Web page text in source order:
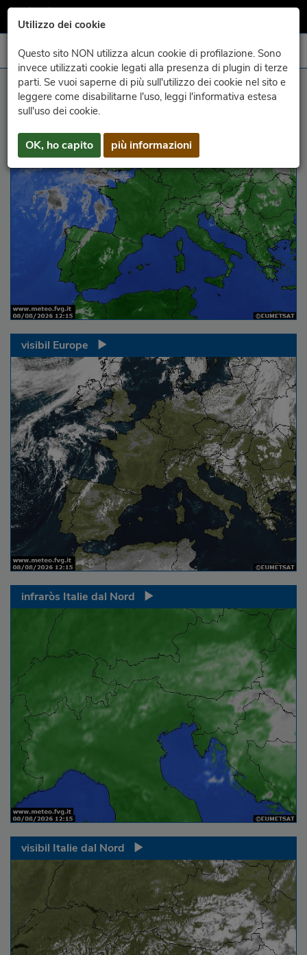
Utilizzo dei cookie
Questo sito NON utilizza alcun cookie di profilazione. Sono
invece utilizzati cookie legati alla presenza di plugin di terze
parti. Se vuoi saperne di più sull'utilizzo dei cookie nel sito e
leggere come disabilitarne l'uso, leggi l'informativa estesa
sull'uso dei cookie.
OK, ho capito più informazioni
infraròs Europe
visibil Europe
infraròs Italie dal Nord
visibil Italie dal Nord